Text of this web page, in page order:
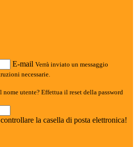
E-mail Verrà inviato un messaggio
necessarie.
nome utente? Effettua il reset della password
la casella di posta elettronica!